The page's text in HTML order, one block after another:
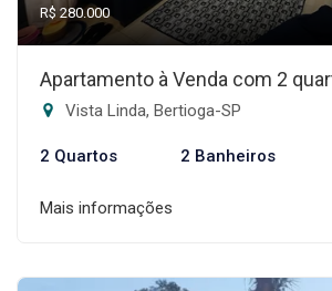
R$ 280.000
Apartamento à Venda com 2
Vista Linda, Bertioga-SP
2 Quartos 2 Banheiros
Mais informações